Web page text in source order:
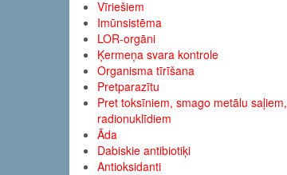
Vīriešiem
Imūnsistēma
LOR-orgāni
Ķermeņa svara kontrole
Organisma tīrīšana
Pretparazītu
Pret toksīniem, smago metālu saļiem,
radionuklīdiem
Āda
Dabiskie antibiotiķi
Antioksidanti